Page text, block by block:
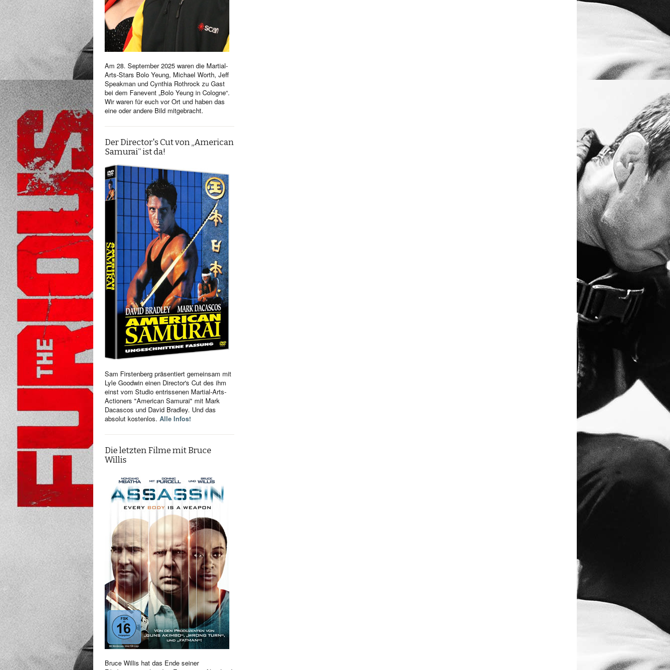
Am 28. September 2025 waren die Martial-
Arts-Stars Bolo Yeung, Michael Worth, Jeff
Speakman und Cynthia Rothrock zu Gast
bei dem Fanevent „Bolo Yeung in Cologne“.
Wir waren für euch vor Ort und haben das
eine oder andere Bild mitgebracht.
Der Director's Cut von „American
Samurai“ ist da!
Sam Firstenberg präsentiert gemeinsam mit
Lyle Goodwin einen Director's Cut des ihm
einst vom Studio entrissenen Martial-Arts-
Actioners "American Samurai" mit Mark
Dacascos und David Bradley. Und das
absolut kostenlos. Alle Infos!
Die letzten Filme mit Bruce
Willis
Bruce Willis hat das Ende seiner